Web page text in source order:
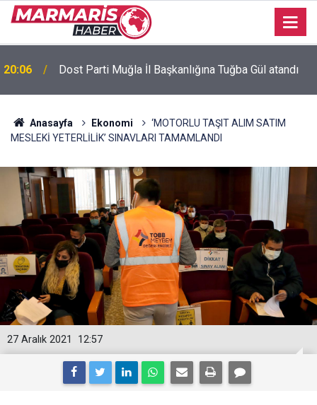
16:51
Bursaspor’da 2026-2027 sezonu forma numaraları
açıklandı
Anasayfa Ekonomi
‘MOTORLU TAŞIT ALIM SATIM
MESLEKİ YETERLİLİK’ SINAVLARI TAMAMLANDI
12:57
27 Aralık 2021